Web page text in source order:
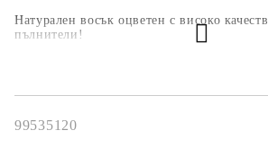
Натурален восък оцветен с високо
пълнители!
99535120